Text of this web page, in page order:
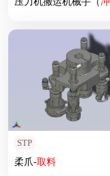
STP
柔爪-取料